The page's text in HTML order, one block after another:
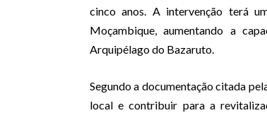
cinco anos. A intervenção terá
Moçambique, aumentando a
Arquipélago do Bazaruto.
Segundo a documentação citada
local e contribuir para a